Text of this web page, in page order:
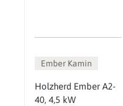
Ember Kamin
Holzherd Ember A2-
40, 4,5 kW